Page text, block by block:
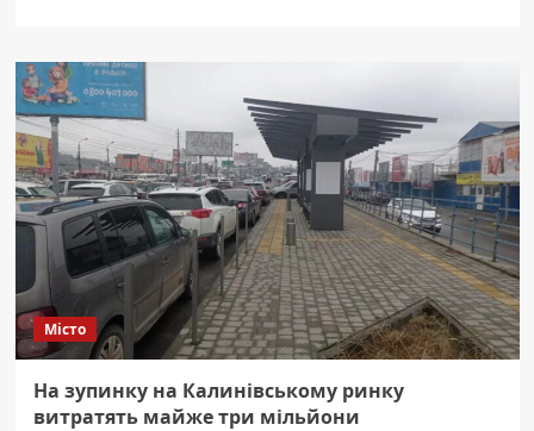
Чернівцях
15
квітня
подорожчає
вартість
транспортної
картки
Місто
На зупинку на Калинівському ринку
витратять майже три мільйони